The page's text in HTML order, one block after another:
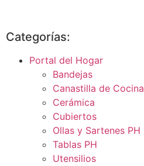
Categorías:
Portal del Hogar
Bandejas
Canastilla de Cocina
Cerámica
Cubiertos
Ollas y Sartenes PH
Tablas PH
Utensilios